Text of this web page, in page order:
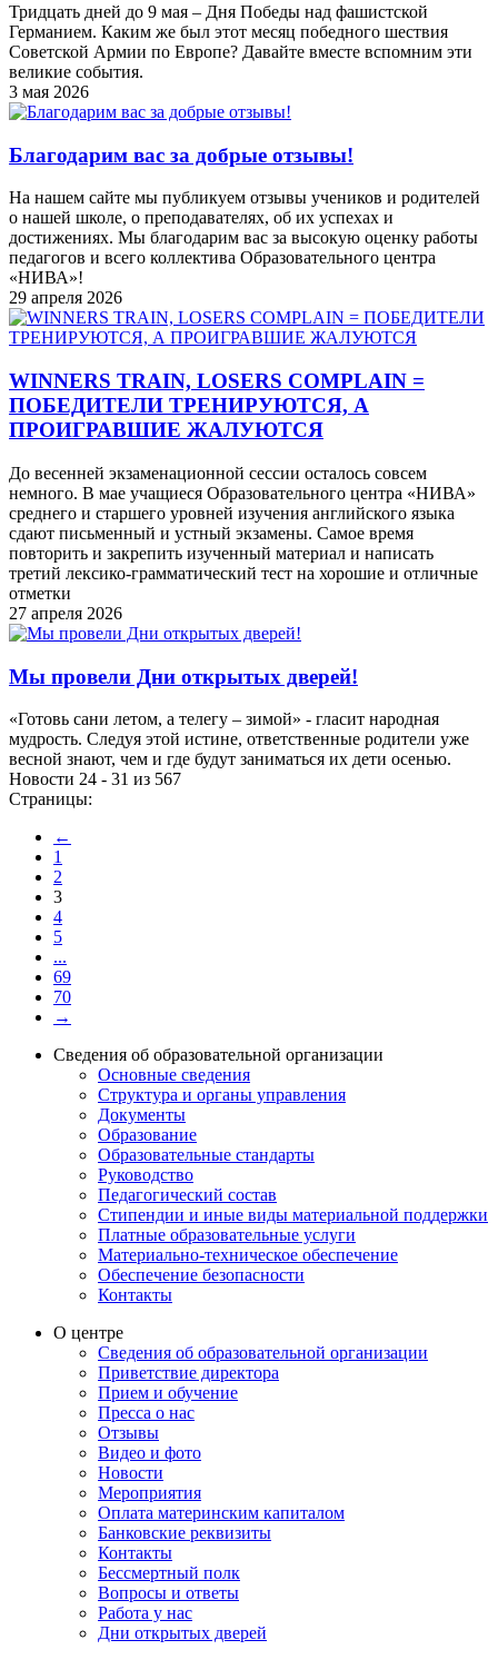
Тридцать дней до 9 мая – Дня Победы над фашистской
Германием. Каким же был этот месяц победного шествия
Советской Армии по Европе? Давайте вместе вспомним эти
великие события.
3 мая 2026
Благодарим вас за добрые отзывы!
На нашем сайте мы публикуем отзывы учеников и родителей
о нашей школе, о преподавателях, об их успехах и
достижениях. Мы благодарим вас за высокую оценку работы
педагогов и всего коллектива Образовательного центра
«НИВА»!
29 апреля 2026
WINNERS TRAIN, LOSERS COMPLAIN =
ПОБЕДИТЕЛИ ТРЕНИРУЮТСЯ, А
ПРОИГРАВШИЕ ЖАЛУЮТСЯ
До весенней экзаменационной сессии осталось совсем
немного. В мае учащиеся Образовательного центра «НИВА»
среднего и старшего уровней изучения английского языка
сдают письменный и устный экзамены. Самое время
повторить и закрепить изученный материал и написать
третий лексико-грамматический тест на хорошие и отличные
отметки
27 апреля 2026
Мы провели Дни открытых дверей!
«Готовь сани летом, а телегу – зимой» - гласит народная
мудрость. Следуя этой истине, ответственные родители уже
весной знают, чем и где будут заниматься их дети осенью.
Новости 24 - 31 из 567
Страницы:
←
1
2
3
4
5
...
69
70
→
Сведения об образовательной организации
Основные сведения
Структура и органы управления
Документы
Образование
Образовательные стандарты
Руководство
Педагогический состав
Стипендии и иные виды материальной поддержки
Платные образовательные услуги
Материально-техническое обеспечение
Обеспечение безопасности
Контакты
О центре
Сведения об образовательной организации
Приветствие директора
Прием и обучение
Пресса о нас
Отзывы
Видео и фото
Новости
Мероприятия
Оплата материнским капиталом
Банковские реквизиты
Контакты
Бессмертный полк
Вопросы и ответы
Работа у нас
Дни открытых дверей